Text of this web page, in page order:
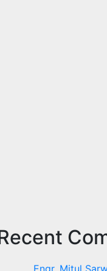
Engr. Mitul